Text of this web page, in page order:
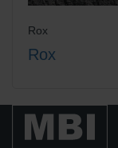
Rox
Rox